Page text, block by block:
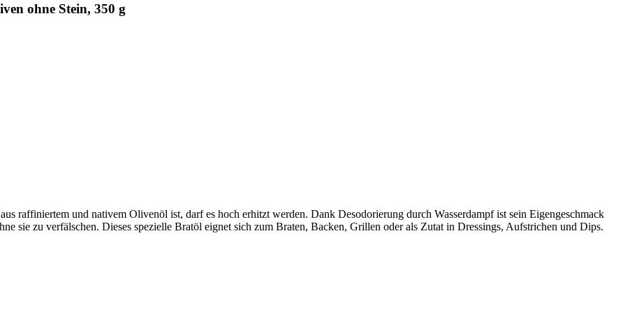
ohne Stein, 350 g
raffiniertem und nativem Olivenöl ist, darf es hoch erhitzt werden. Dank Desodorierung durch Wasserdampf ist sein Eigengeschmack
sie zu verfälschen. Dieses spezielle Bratöl eignet sich zum Braten, Backen, Grillen oder als Zutat in Dressings, Aufstrichen und Dips.